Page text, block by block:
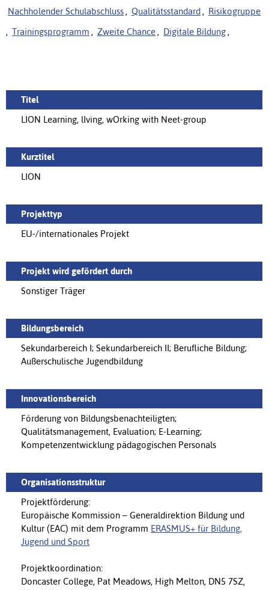
Nachholender Schulabschluss , Qualitätsstandard , Risikogruppe
, Trainingsprogramm , Zweite Chance , Digitale Bildung ,
Titel
LION Learning, lIving, wOrking with Neet-group
Kurztitel
LION
Projekttyp
EU-/internationales Projekt
Projekt wird gefördert durch
Sonstiger Träger
Bildungsbereich
Sekundarbereich I; Sekundarbereich II; Berufliche Bildung;
Außerschulische Jugendbildung
Innovationsbereich
Förderung von Bildungsbenachteiligten;
Qualitätsmanagement, Evaluation; E-Learning;
Kompetenzentwicklung pädagogischen Personals
Organisationsstruktur
Projektförderung:
Europäische Kommission – Generaldirektion Bildung und
Kultur (EAC) mit dem Programm ERASMUS+ für Bildung,
Jugend und Sport
Projektkoordination:
Doncaster College, Pat Meadows, High Melton, DN5 7SZ,